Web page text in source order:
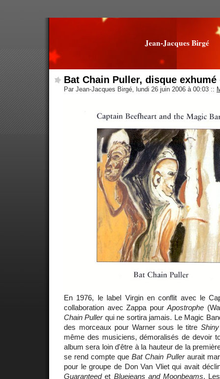
Jean-Jacques Birgé
Bat Chain Puller, disque exhumé
Par Jean-Jacques Birgé, lundi 26 juin 2006 à 00:03 ::
En 1976, le label Virgin en conflit avec le
collaboration avec Zappa pourApostrophe
Chain Pullerqui ne sortira jamais. Le Magic
des morceaux pour Warner sous le titre
même des musiciens, démoralisés de devoir
album sera loin d'être à la hauteur de la
se rend compte queBat Chain Pulleraurait
pour le groupe de Don Van Vliet qui avait
Guaranteedet Bluejeans and Moonbeams.